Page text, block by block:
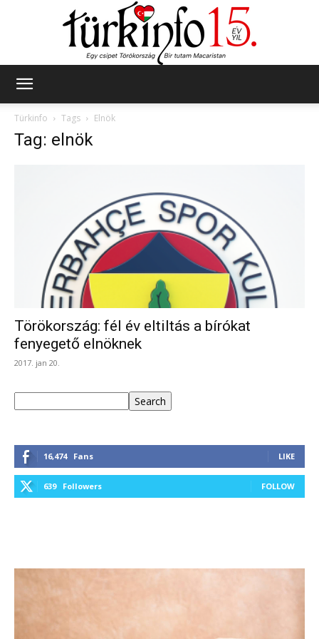
Türkinfo
Tags Elnök
Tag: elnök
Törökország: fél év eltiltás a bírókat
fenyegető elnöknek
2017. jan 20.
Search
16,474 Fans LIKE
639 Followers FOLLOW